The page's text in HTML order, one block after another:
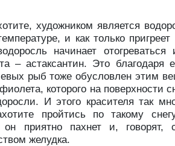
художником является
и как только
начинает
– астаксантин. Это
рыб тоже обусловлен этим
которого на поверхности
И этого красителя так
пройтись по такому
он приятно пахнет и, говорят,
желудка.